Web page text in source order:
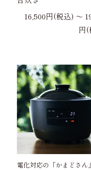
16,500円(税込) 〜
円(
電化対応の「かまどさん」